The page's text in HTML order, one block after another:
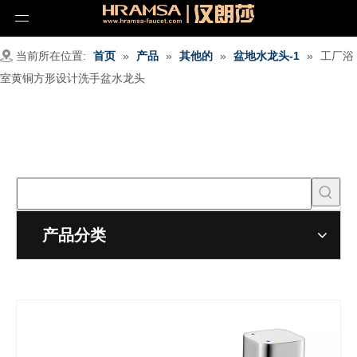
当前所在位置: 首页 » 产品 » 其他的 » 盆地水龙头-1 »
工厂浴
室黄铜方形设计洗手盆水龙头
产品分类